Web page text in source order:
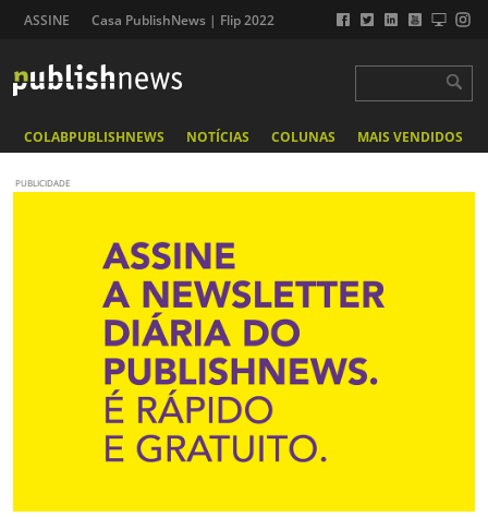
ASSINE Casa PublishNews | Flip 2022
COLABPUBLISHNEWS NOTÍCIAS COLUNAS MAIS VENDIDOS
PUBLICIDADE